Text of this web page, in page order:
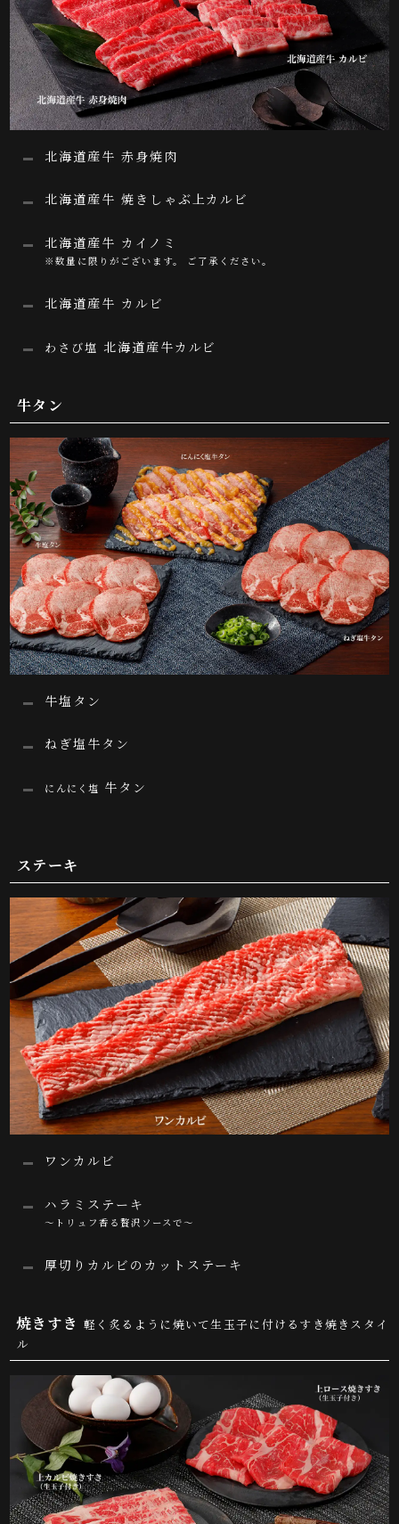
北海道産牛 赤身焼肉
北海道産牛 焼きしゃぶ上カルビ
北海道産牛 カイノミ
※数量に限りがございます。 ご了承ください。
北海道産牛 カルビ
わさび塩 北海道産牛カルビ
牛タン
牛塩タン
ねぎ塩牛タン
にんにく塩 牛タン
ステーキ
ワンカルビ
ハラミステーキ
～トリュフ香る贅沢ソースで～
厚切りカルビのカットステーキ
焼きすき 軽く炙るように焼いて生玉子に付けるすき焼きスタイ
ル